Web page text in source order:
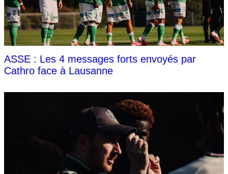
ASSE : Les 4 messages forts envoyés par
Cathro face à Lausanne